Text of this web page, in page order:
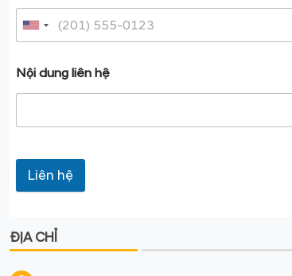
Nội dung liên hệ
Liên hệ
ĐỊA CHỈ